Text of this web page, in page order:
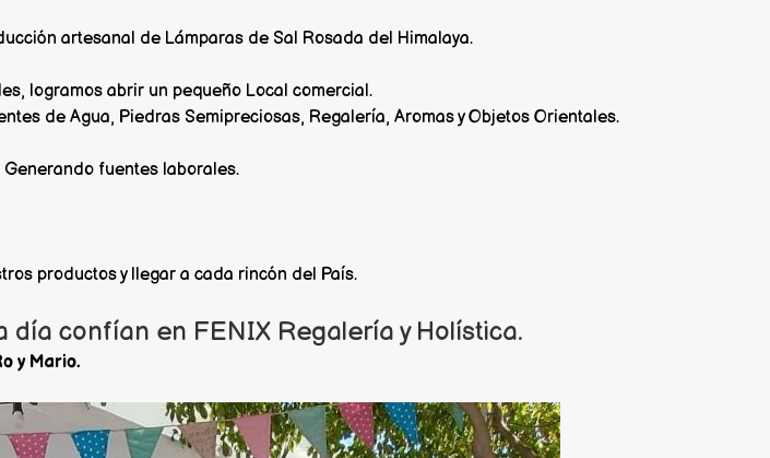
artesanal de Lámparas de Sal Rosada del Himalaya.
logramos abrir un pequeño Local comercial.
de Agua, Piedras Semipreciosas, Regalería, Aromas y Objetos Orientales.
Generando fuentes laborales.
productos y llegar a cada rincón del País.
día confían en FENIX Regalería y Holística.
y Mario.